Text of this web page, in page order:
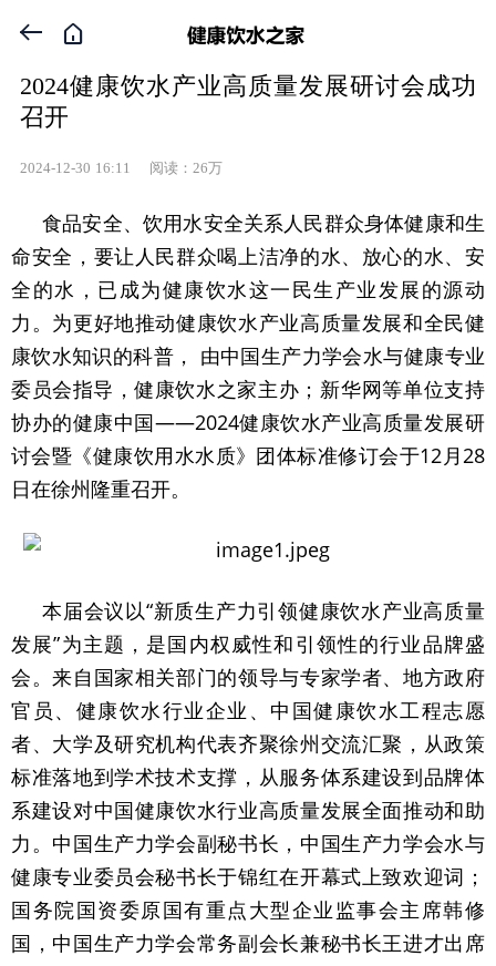


2024健康饮水产业高质量发展研讨会成功
召开
2024-12-30 16:11 阅读：26万
食品安全、饮用水安全关系人民群众身体健康和生
命安全，要让人民群众喝上洁净的水、放心的水、安
全的水，已成为健康饮水这一民生产业发展的源动
力。为更好地推动健康饮水产业高质量发展和全民健
康饮水知识的科普， 由中国生产力学会水与健康专业
委员会指导， 健康饮水之家主办；新华网等单位支持
协办的健康中国——2024健康饮水产业高质量发展研
讨会暨《健康饮用水水质》团体标准修订会于12月28
日在徐州隆重召开。
本届会议以“新质生产力引领健康饮水产业高质量
发展”为主题，是国内权威性和引领性的行业品牌盛
会。来自国家相关部门的领导与专家学者、地方政府
官员、健康饮水行业企业、中国健康饮水工程志愿
者、大学及研究机构代表齐聚徐州交流汇聚，从政策
标准落地到学术技术支撑，从服务体系建设到品牌体
系建设对中国健康饮水行业高质量发展全面推动和助
力。中国生产力学会副秘书长，中国生产力学会水与
健康专业委员会秘书长于锦红在开幕式上致欢迎词；
国务院国资委原国有重点大型企业监事会主席韩修
国，中国生产力学会常务副会长兼秘书长王进才出席